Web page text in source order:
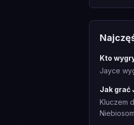
Kto
Jayce
Jak grać
Kluczem